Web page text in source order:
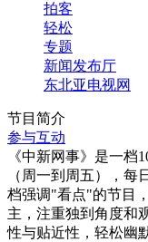
拍客
轻松
专题
新闻发布厅
东北亚电视网
节目简介
参与互动
《中新网事》是一档
（周一到周五），每
档强调"看点"的节目
主，注重独到角度和
性与贴近性，轻松幽